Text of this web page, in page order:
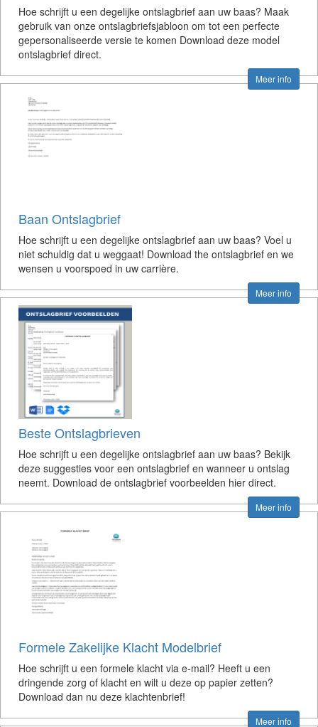
Hoe schrijft u een degelijke ontslagbrief aan uw baas? Maak
gebruik van onze ontslagbriefsjabloon om tot een perfecte
gepersonaliseerde versie te komen Download deze model
ontslagbrief direct.
Meer info
Baan Ontslagbrief
Hoe schrijft u een degelijke ontslagbrief aan uw baas? Voel u
niet schuldig dat u weggaat! Download the ontslagbrief en we
wensen u voorspoed in uw carrière.
Meer info
Beste Ontslagbrieven
Hoe schrijft u een degelijke ontslagbrief aan uw baas? Bekijk
deze suggesties voor een ontslagbrief en wanneer u ontslag
neemt. Download de ontslagbrief voorbeelden hier direct.
Meer info
Formele Zakelijke Klacht Modelbrief
Hoe schrijft u een formele klacht via e-mail? Heeft u een
dringende zorg of klacht en wilt u deze op papier zetten?
Download dan nu deze klachtenbrief!
Meer info